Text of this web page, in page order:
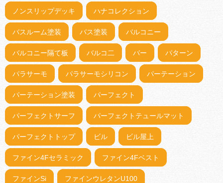
ノンスリップデッキ ハナコレクション
バスルーム塗装 バス塗装 バルコニー
バルコニー隔て板 バルコ二 バー パターン
パラサーモ パラサーモシリコン パーテーション
パーテーション塗装 パーフェクト
パーフェクトサーフ パーフェクトテュールマット
パーフェクトトップ ビル ビル屋上
ファイン4Fセラミック ファイン4Fベスト
ファインSi ファインウレタンU100